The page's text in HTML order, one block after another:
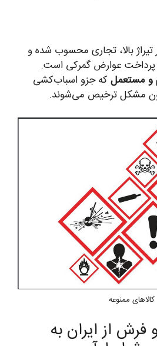
بالا، تجاری محسوب شده و
و پرداخت عوارض گمرکی است.
مستعمل که جزو اسباب‌کشی
مشکل ترخیص می‌شوند.
کالاهای ممنوعه
فرش از ایران به